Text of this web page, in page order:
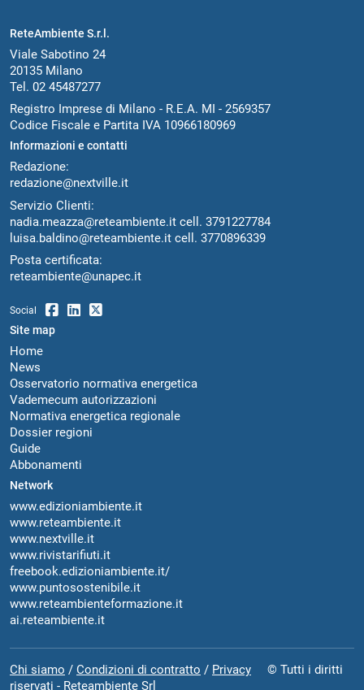
ReteAmbiente S.r.l.
Viale Sabotino 24
20135 Milano
Tel. 02 45487277
Registro Imprese di Milano - R.E.A. MI - 2569357
Codice Fiscale e Partita IVA 10966180969
Informazioni e contatti
Redazione:
redazione@nextville.it
Servizio Clienti:
nadia.meazza@reteambiente.it cell. 3791227784
luisa.baldino@reteambiente.it cell. 3770896339
Posta certificata:
reteambiente@unapec.it
Social
Site map
Home
News
Osservatorio normativa energetica
Vademecum autorizzazioni
Normativa energetica regionale
Dossier regioni
Guide
Abbonamenti
Network
www.edizioniambiente.it
www.reteambiente.it
www.nextville.it
www.rivistarifiuti.it
freebook.edizioniambiente.it/
www.puntosostenibile.it
www.reteambienteformazione.it
ai.reteambiente.it
Chi siamo / Condizioni di contratto / Privacy © Tutti i diritti
riservati - Reteambiente Srl